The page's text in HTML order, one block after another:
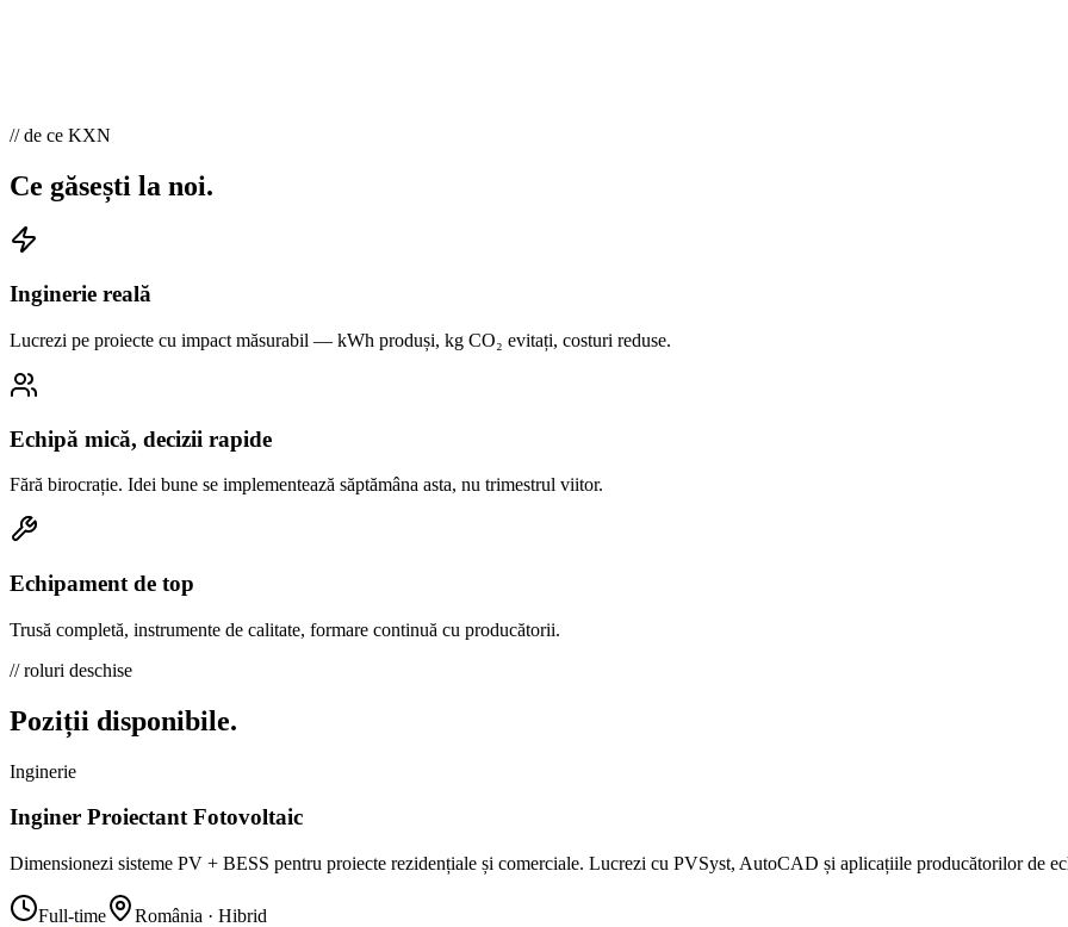
// de ce KXN
Ce găsești la noi.
Inginerie reală
Lucrezi pe proiecte cu impact măsurabil — kWh produși, kg CO₂ evitați, costuri reduse.
Echipă mică, decizii rapide
Fără birocrație. Idei bune se implementează săptămâna asta, nu trimestrul viitor.
Echipament de top
Trusă completă, instrumente de calitate, formare continuă cu producătorii.
// roluri deschise
Poziții disponibile.
Inginerie
Inginer Proiectant Fotovoltaic
Dimensionezi sisteme PV + BESS pentru proiecte rezidențiale și comerciale. Lucrezi cu PVSyst, AutoCAD și aplicațiile producătorilor de
Full-time
România · Hibrid